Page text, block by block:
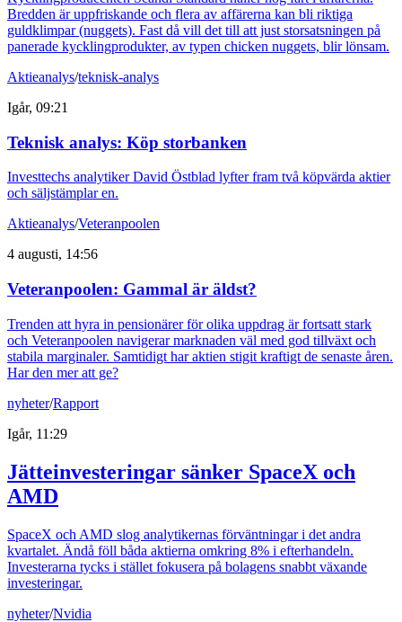
Bredden är uppfriskande och flera av affärerna kan bli riktiga
guldklimpar (nuggets). Fast då vill det till att just storsatsningen på
panerade kycklingprodukter, av typen chicken nuggets, blir lönsam.
Aktieanalys/teknisk-analys
Igår, 09:21
Teknisk analys: Köp storbanken
Investtechs analytiker David Östblad lyfter fram två köpvärda aktier
och säljstämplar en.
Aktieanalys/Veteranpoolen
4 augusti, 14:56
Veteranpoolen: Gammal är äldst?
Trenden att hyra in pensionärer för olika uppdrag är fortsatt stark
och Veteranpoolen navigerar marknaden väl med god tillväxt och
stabila marginaler. Samtidigt har aktien stigit kraftigt de senaste åren.
Har den mer att ge?
nyheter/Rapport
Igår, 11:29
Jätteinvesteringar sänker SpaceX och
AMD
SpaceX och AMD slog analytikernas förväntningar i det andra
kvartalet. Ändå föll båda aktierna omkring 8% i efterhandeln.
Investerarna tycks i stället fokusera på bolagens snabbt växande
investeringar.
nyheter/Nvidia